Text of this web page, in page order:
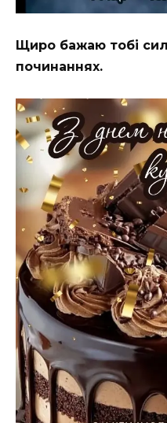
Щиро бажаю тобі
починаннях.